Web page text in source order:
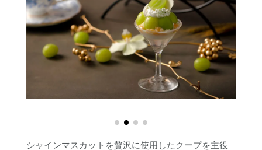
シャインマスカットを贅沢に使用したクープを主役